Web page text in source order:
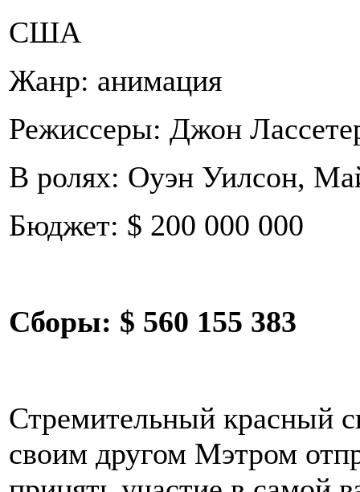
США
Жанр: анимация
Режиссеры: Джон
В ролях: Оуэн Уилсон,
Бюджет: $ 200 000 000
Сборы: $ 560 155 383
Стремительный красный
своим другом Мэтром